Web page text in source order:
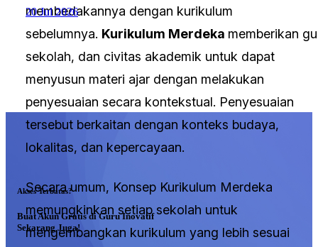
membedakannya dengan kurikulum
sebelumnya. Kurikulum Merdeka memberikan
sekolah, dan civitas akademik untuk dapat
menyusun materi ajar dengan melakukan
penyesuaian secara kontekstual. Penyesuaian
tersebut berkaitan dengan konteks budaya,
lokalitas, dan kepercayaan.
Secara umum, Konsep Kurikulum Merdeka
memungkinkan setiap sekolah untuk
mengembangkan kurikulum yang lebih sesuai
20 Jul 2026
Akses Terbatas?
Buat Akun Gratis di Guru Inovatif
Sekarang Juga!